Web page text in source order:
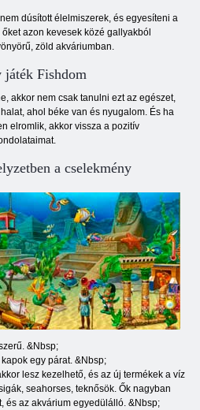
dúsított élelmiszerek, és egyesíteni a
azon kevesek közé gallyakból
zöld akváriumban.
játék Fishdom
akkor nem csak tanulni ezt az egészet,
ahol béke van és nyugalom. És ha
elromlik, akkor vissza a pozitív
a cselekmény
&Nbsp;
egy párat. &Nbsp;
lesz kezelhető, és az új termékek a víz
seahorses, teknősök. Ők nagyban
és az akvárium egyedülálló. &Nbsp;